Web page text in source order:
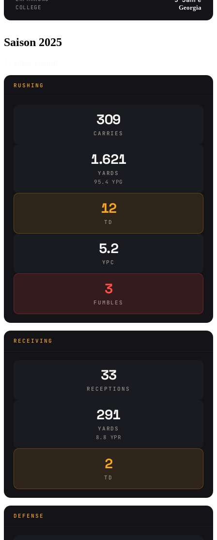
COLLEGE Georgia
Saison 2025
RUSHING
309
CARRIES
1.621
YARDS
95.4 YPG
12
TD
5.2
YPC
3
FUMBLES
RECEIVING
33
RECEPTIONS
291
YARDS
8.8 YPR
2
TD
DEFENSE